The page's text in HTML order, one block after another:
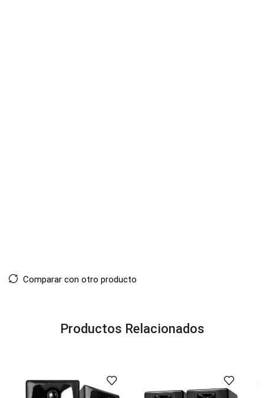
Comparar con otro producto
Productos Relacionados